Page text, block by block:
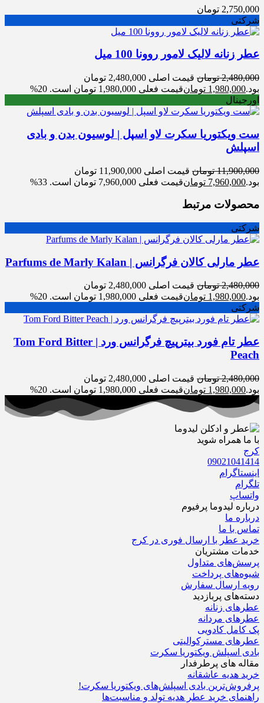
2,750,000 تومان
شرکتی
عطر زنانه لالیک لامور روونا 100 میل
2,480,000 تومان
قیمت اصلی 2,480,000 تومان
بود.1,980,000 تومانقیمت فعلی 1,980,000 تومان است.
20%
اورجینال
ست ویکتوریا سکرت لاو اسپل | لوسیون بدن و بادی
اسپلش
11,900,000 تومان
قیمت اصلی 11,900,000 تومان
بود.7,960,000 تومانقیمت فعلی 7,960,000 تومان است. 33%
محصولات مرتبط
شرکتی
عطر مارلی کالان فرگرانس | Parfums de Marly Kalan
2,480,000 تومان
قیمت اصلی 2,480,000 تومان
بود.1,980,000 تومانقیمت فعلی 1,980,000 تومان است.
20%
شرکتی
عطر تام فورد بیترپیچ فرگرانس ورد | Tom Ford Bitter
Peach
2,480,000 تومان
قیمت اصلی 2,480,000 تومان
بود.1,980,000 تومانقیمت فعلی 1,980,000 تومان است. 20%
با ما همراه شوید
کرج
09021041414
اینستاگرام
تلگرام
واتساپ
درباره‌ لیدوما پرفیوم
درباره‌ ما
تماس با ما
خرید عطر با ارسال فوری در کرج
خدمات مشتریان
پرسش‌های متداول
شیوه‌های پرداخت
رویه ارسال سفارش‌
دسته‌های پربازدید
عطرهای زنانه
عطرهای مردانه
پک کامل کادویی
عطرهای مسترکوالیتی
بادی اسپلش ویکتوریا سکرت
مقاله های پرطرفدار
خرید هدیه عاشقانه
پرفروش‌ترین بادی اسپلش‌های ویکتوریا سکرت!
راهنمای خرید عطر هدیه تولد و مناسبت‌ها